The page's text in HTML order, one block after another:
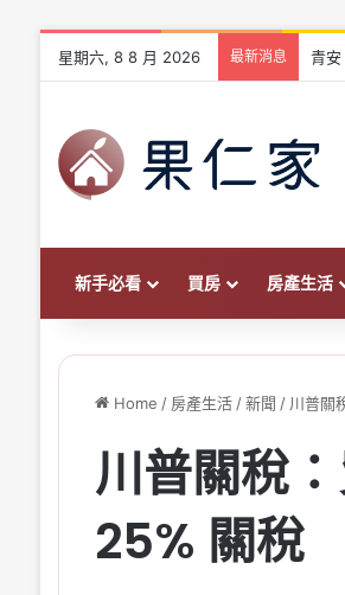
星期六, 8 8 月 2026 最新消息 青安
新手必看 買房 房產生活
Home / 房產生活 / 新聞 / 川普關
川普關稅
25% 關稅